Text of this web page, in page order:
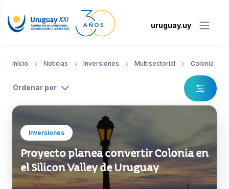
uruguay.uy
Inicio Noticias Inversiones Multisectorial Colonia
Ordenar por
Inversiones
Proyecto planea convertir Colonia en
el Silicon Valley de Uruguay